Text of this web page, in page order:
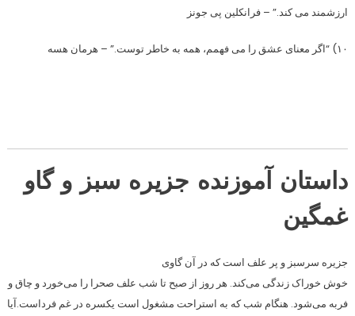
ارزشمند می کند.” – فرانکلین پی جونز
۱۰) “اگر معنای عشق را می فهمم، همه به خاطر توست.” – هرمان هسه
داستان آموزنده جزیره سبز و گاو
غمگین
جزیره سرسبز و پر علف است که در آن گاوی
خوش خوراک زندگی می‌کند. هر روز از صبح تا شب علف صحرا را می‌خورد و چاق و
فربه می‌شود. هنگام شب که به استراحت مشغول است یکسره در غم فرداست.آیا